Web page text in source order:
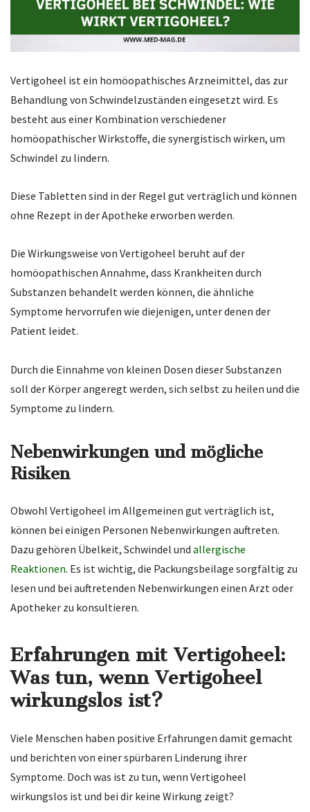
Vertigoheel ist ein homöopathisches Arzneimittel, das zur
Behandlung von Schwindelzuständen eingesetzt wird. Es
besteht aus einer Kombination verschiedener
homöopathischer Wirkstoffe, die synergistisch wirken, um
Schwindel zu lindern.
Diese Tabletten sind in der Regel gut verträglich und können
ohne Rezept in der Apotheke erworben werden.
Die Wirkungsweise von Vertigoheel beruht auf der
homöopathischen Annahme, dass Krankheiten durch
Substanzen behandelt werden können, die ähnliche
Symptome hervorrufen wie diejenigen, unter denen der
Patient leidet.
Durch die Einnahme von kleinen Dosen dieser Substanzen
soll der Körper angeregt werden, sich selbst zu heilen und die
Symptome zu lindern.
Nebenwirkungen und mögliche
Risiken
Obwohl Vertigoheel im Allgemeinen gut verträglich ist,
können bei einigen Personen Nebenwirkungen auftreten.
Dazu gehören Übelkeit, Schwindel und allergische
Reaktionen. Es ist wichtig, die Packungsbeilage sorgfältig zu
lesen und bei auftretenden Nebenwirkungen einen Arzt oder
Apotheker zu konsultieren.
Erfahrungen mit Vertigoheel:
Was tun, wenn Vertigoheel
wirkungslos ist?
Viele Menschen haben positive Erfahrungen damit gemacht
und berichten von einer spürbaren Linderung ihrer
Symptome. Doch was ist zu tun, wenn Vertigoheel
wirkungslos ist und bei dir keine Wirkung zeigt?